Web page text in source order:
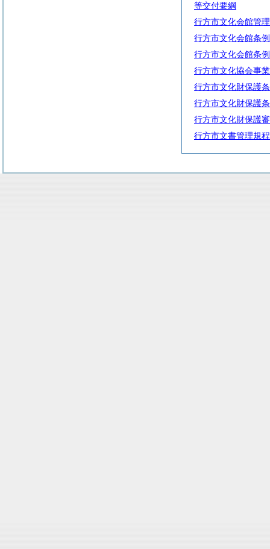
等交付要綱
行方市文化会館管
行方市文化会館条例
行方市文化会館条
行方市文化協会事
行方市文化財保護
行方市文化財保護
行方市文化財保護
行方市文書管理規程